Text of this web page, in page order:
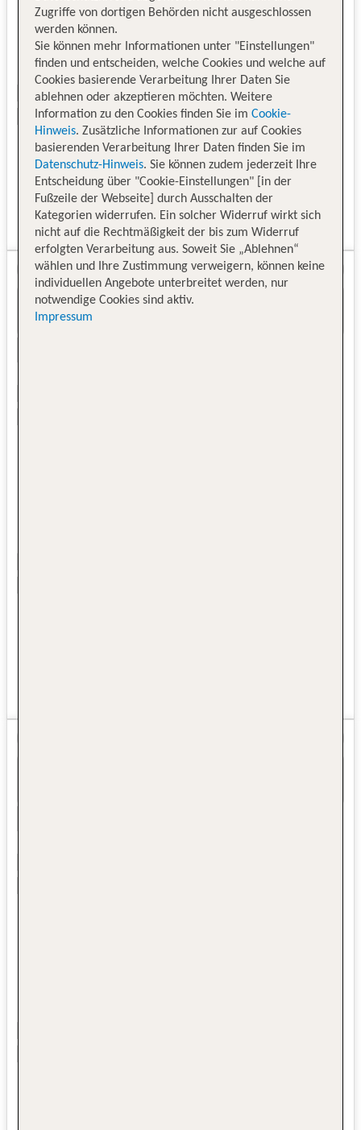
Zugriffe von dortigen Behörden nicht ausgeschlossen
werden können.
Sie können mehr Informationen unter "Einstellungen"
finden und entscheiden, welche Cookies und welche auf
Cookies basierende Verarbeitung Ihrer Daten Sie
ablehnen oder akzeptieren möchten. Weitere
Information zu den Cookies finden Sie im Cookie-
Hinweis. Zusätzliche Informationen zur auf Cookies
basierenden Verarbeitung Ihrer Daten finden Sie im
Datenschutz-Hinweis. Sie können zudem jederzeit Ihre
Entscheidung über "Cookie-Einstellungen" [in der
Fußzeile der Webseite] durch Ausschalten der
Kategorien widerrufen. Ein solcher Widerruf wirkt sich
nicht auf die Rechtmäßigkeit der bis zum Widerruf
erfolgten Verarbeitung aus. Soweit Sie „Ablehnen“
wählen und Ihre Zustimmung verweigern, können keine
individuellen Angebote unterbreitet werden, nur
notwendige Cookies sind aktiv.
Impressum